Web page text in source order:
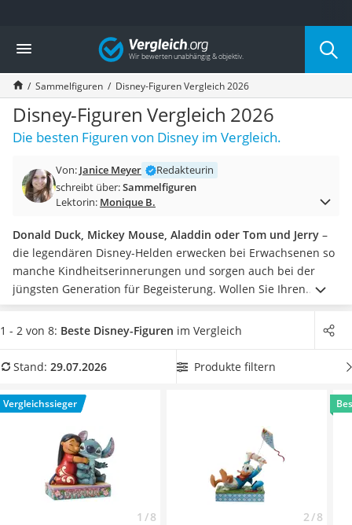
Die beliebtesten Vergleiche nach Kategorie
Kind & Baby
Babyphone mit 2 Kameras
Walkie-Talkie Kinder
Kindermatratzen
Babywippe
Rollschuhe für Kinder
Laufrad
Kinderschubkarre
Kinderuhr
Babyphone
Treppenschutzgitter
Kindersitz ab 4 Jahren
Kinderroller 3 Räder
Ferngesteuertes Auto
Kinderfahrradhelm
Kinder-Mikroskop
Ferngesteuerter Hubschrauber
Vergleich
Sammelfiguren Disney-Figuren Vergleich 2026
Disney-Figuren Vergleich 2026
Die besten Figuren von Disney im Vergleich.
Von: Janice Meyer
Redakteurin
schreibt über:Sammelfiguren
Lektorin: Monique B.
Donald Duck, Mickey Mouse, Aladdin oder Tom und Jerry –
die legendären Disney-Helden erwecken bei Erwachsenen so
manche Kindheitserinnerungen und sorgen auch bei der
jüngsten Generation für Begeisterung. Wollen Sie Ihren
Lieblingscharakter der farbenfrohen Zeichentrickserien
immer bei sich haben, empfehlen verschiedene Tests im
zum Spielen für Kinder, aber auch als Sammlerstücke
Vergleichstabelle, die
daher lange erhalten bleiben.
Überzeugt hat uns hier im Juli
2026 besonders das Modell
mit seinen
Eigenschaften.
1 - 2 von 8: Beste Disney-Figuren im Vergleich
Stand: 29.07.2026 Produkte filtern
Vergleichssieger
1 / 8 2 / 8